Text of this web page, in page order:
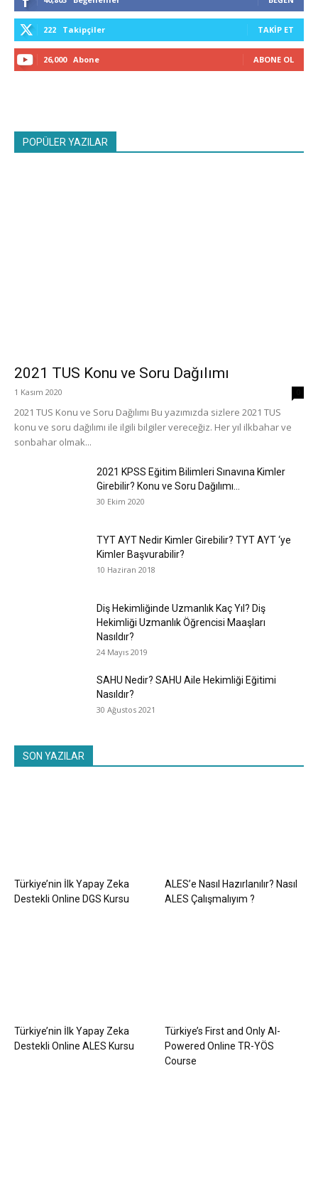
222 Takipçiler TAKIP ET
26,000 Abone ABONE OL
POPÜLER YAZILAR
2021 TUS Konu ve Soru Dağılımı
1 Kasım 2020
2021 TUS Konu ve Soru Dağılımı Bu yazımızda sizlere 2021 TUS
konu ve soru dağılımı ile ilgili bilgiler vereceğiz. Her yıl ilkbahar ve
sonbahar olmak...
2021 KPSS Eğitim Bilimleri Sınavına Kimler
Girebilir? Konu ve Soru Dağılımı...
30 Ekim 2020
TYT AYT Nedir Kimler Girebilir? TYT AYT ‘ye
Kimler Başvurabilir?
10 Haziran 2018
Diş Hekimliğinde Uzmanlık Kaç Yıl? Diş
Hekimliği Uzmanlık Öğrencisi Maaşları
Nasıldır?
24 Mayıs 2019
SAHU Nedir? SAHU Aile Hekimliği Eğitimi
Nasıldır?
30 Ağustos 2021
SON YAZILAR
Türkiye’nin İlk Yapay Zeka
Destekli Online DGS Kursu
ALES’e Nasıl Hazırlanılır? Nasıl
ALES Çalışmalıyım ?
Türkiye’nin İlk Yapay Zeka
Destekli Online ALES Kursu
Türkiye’s First and Only AI-
Powered Online TR-YÖS
Course